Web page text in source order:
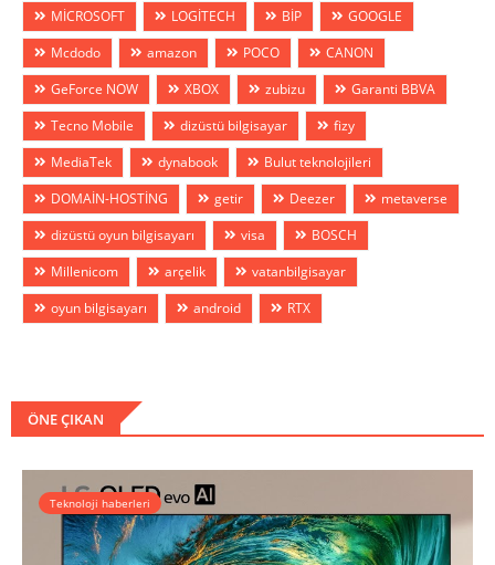
MİCROSOFT
LOGİTECH BİP
GOOGLE
Mcdodo
amazon POCO
CANON
GeForce NOW
XBOX zubizu
Garanti BBVA
Tecno Mobile
dizüstü bilgisayar
fizy
MediaTek
dynabook
Bulut teknolojileri
DOMAİN-HOSTİNG
getir Deezer
metaverse
dizüstü oyun bilgisayarı
visa
BOSCH
Millenicom
arçelik
vatanbilgisayar
oyun bilgisayarı
android RTX
ÖNE ÇIKAN
Teknoloji haberleri